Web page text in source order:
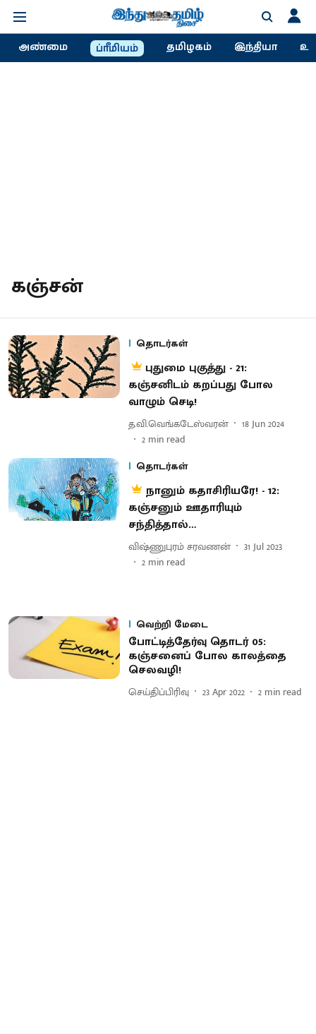
அண்மை ப்ரீமியம் தமிழகம் இந்தியா
கஞ்சன்
தொடர்கள்
புதுமை புகுத்து - 21:
கஞ்சனிடம் கறப்பது போல
வாழும் செடி!
த.வி.வெங்கடேஸ்வரன்
18 Jun 2024
2 min read
தொடர்கள்
நானும் கதாசிரியரே! - 12:
கஞ்சனும் ஊதாரியும்
சந்தித்தால்…
விஷ்ணுபுரம் சரவணன்
31 Jul 2023
2 min read
வெற்றி மேடை
போட்டித்தேர்வு தொடர் 05:
கஞ்சனைப் போல காலத்தை
செலவழி!
செய்திப்பிரிவு 23 Apr 2022 2 min read